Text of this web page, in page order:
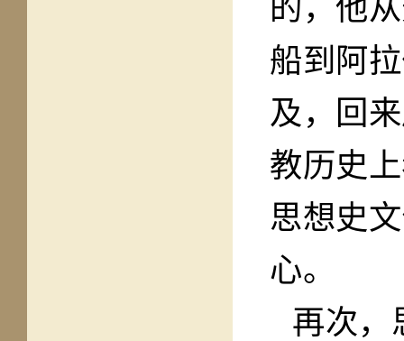
的，他
船到阿
及，回
教历史
思想史
心。
再次，